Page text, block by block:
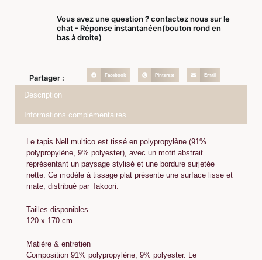
Vous avez une question ? contactez nous sur le
chat - Réponse instantanéen(bouton rond en
bas à droite)
Partager : Facebook Pinterest Email
Description
Informations complémentaires
Le tapis Nell multico est tissé en polypropylène (91%
polypropylène, 9% polyester), avec un motif abstrait
représentant un paysage stylisé et une bordure surjetée
nette. Ce modèle à tissage plat présente une surface lisse et
mate, distribué par Takoori.
Tailles disponibles
120 x 170 cm.
Matière & entretien
Composition 91% polypropylène, 9% polyester. Le